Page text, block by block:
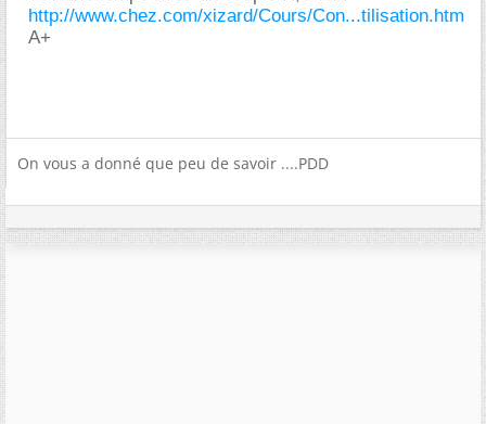
http://www.chez.com/xizard/Cours/Con...tilisation.htm
A+
On vous a donné que peu de savoir ....PDD